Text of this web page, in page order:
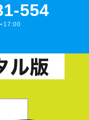
554
17:00